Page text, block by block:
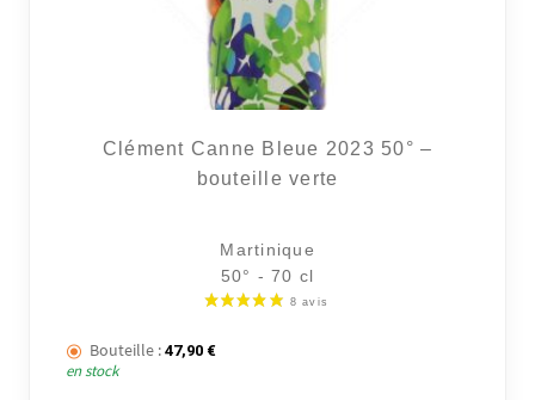
Clément Canne Bleue 2023 50° –
bouteille verte
Martinique
50° - 70 cl
Bouteille : 47,90 €
en stock